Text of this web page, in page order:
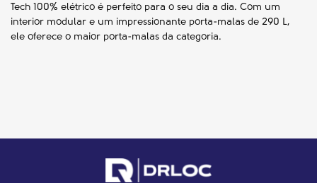
Tech 100% elétrico é perfeito para o seu dia a dia. Com um
interior modular e um impressionante porta-malas de 290 L,
ele oferece o maior porta-malas da categoria.